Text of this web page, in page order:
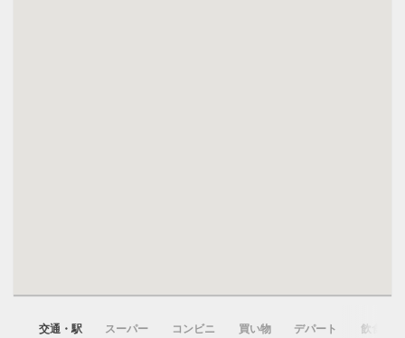
交通・駅 スーパー コンビニ 買い物 デパート 飲食店